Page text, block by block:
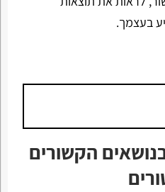
בעצמך.
הקשורים